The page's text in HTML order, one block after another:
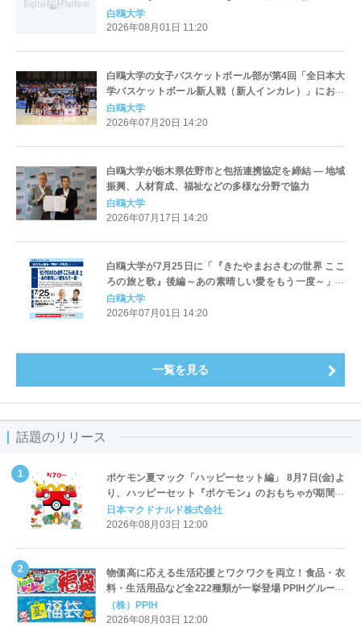
アの強豪12大学が参加
白鴎大学
2026年08月01日 11:20
白鴎大学の女子バスケットボール部が第4回「全日本大
学バスケットボール新人戦（新人インカレ）」におい
て初優勝 ― 各地区の予選を勝ち抜いた全24チームの頂
点に
白鴎大学
2026年07月20日 14:20
白鴎大学が栃木県佐野市と包括連携協定を締結 ― 地域
振興、人材育成、福祉などの多様な分野で協力
白鴎大学
2026年07月17日 14:20
白鴎大学が7月25日に「『きたやまおさむの世界 ここ
ろの旅と歌』後編～あの素晴しい愛をもう一度～」を
開催 ― 落語家の桂文枝氏、歌手の平松稜大氏を招請
【白鴎大学フォーラム2026】
白鴎大学
2026年07月01日 14:20
一覧を見る
話題のリリース
ポケモン夏マック「ハッピーセット編」 8月7日(金)よ
り、ハッピーセット『ポケモン』のおもちゃが期間限
定登場
日本マクドナルド株式会社
2026年08月03日 12:00
物価高に応える生活応援とワクワクを両立！食品・衣
料・生活用品など全222種類が一挙登場 PPIHグループ
「夏福袋」＆セール 8月6日(木)より順次スタート
（株）PPIH
2026年08月03日 12:00